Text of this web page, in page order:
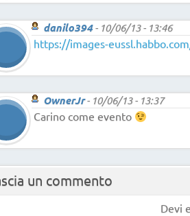
danilo394- 10/06/13 - 13:46
https://images-
OwnerJr- 10/06/13 - 13:37
Carino come evento
un commento
Devi